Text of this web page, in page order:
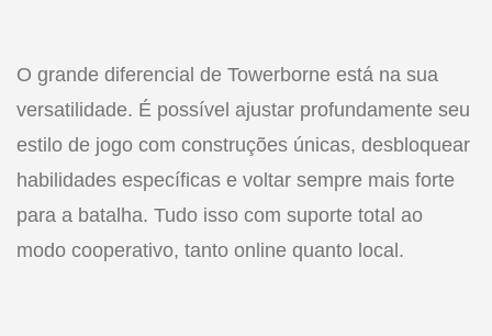
O grande diferencial de Towerborne está na sua
versatilidade. É possível ajustar profundamente seu
estilo de jogo com construções únicas, desbloquear
habilidades específicas e voltar sempre mais forte
para a batalha. Tudo isso com suporte total ao
modo cooperativo, tanto online quanto local.